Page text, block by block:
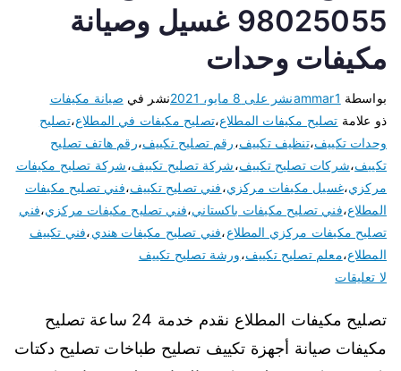
98025055 غسيل وصيانة
مكيفات وحدات
بواسطة ammar1نشر على 8 مايو، 2021 نشر في صيانة مكيفات
ذو علامة تصليح مكيفات المطلاع،تصليح مكيفات في المطلاع،تصليح
وحدات تكييف،تنظيف تكييف،رقم تصليح تكييف،رقم هاتف تصليح
تكييف،شركات تصليح تكييف،شركة تصليح تكييف،شركة تصليح مكيفات
مركزي،غسيل مكيفات مركزي،فني تصليح تكييف،فني تصليح مكيفات
المطلاع،فني تصليح مكيفات باكستاني،فني تصليح مكيفات مركزي،فني
تصليح مكيفات مركزي المطلاع،فني تصليح مكيفات هندي،فني تكييف
المطلاع،معلم تصليح تكييف،ورشة تصليح تكييف
لا تعليقات
تصليح مكيفات المطلاع نقدم خدمة 24 ساعة تصليح
مكيفات صيانة أجهزة تكييف تصليح طباخات تصليح دكتات